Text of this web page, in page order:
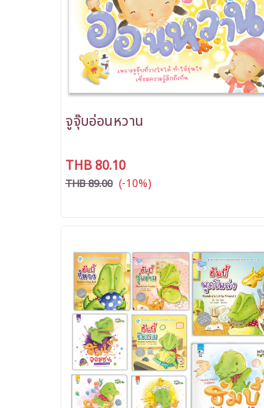
จูจุ๊บอ่อนหวาน
THB 80.10
THB 89.00 (-10%)